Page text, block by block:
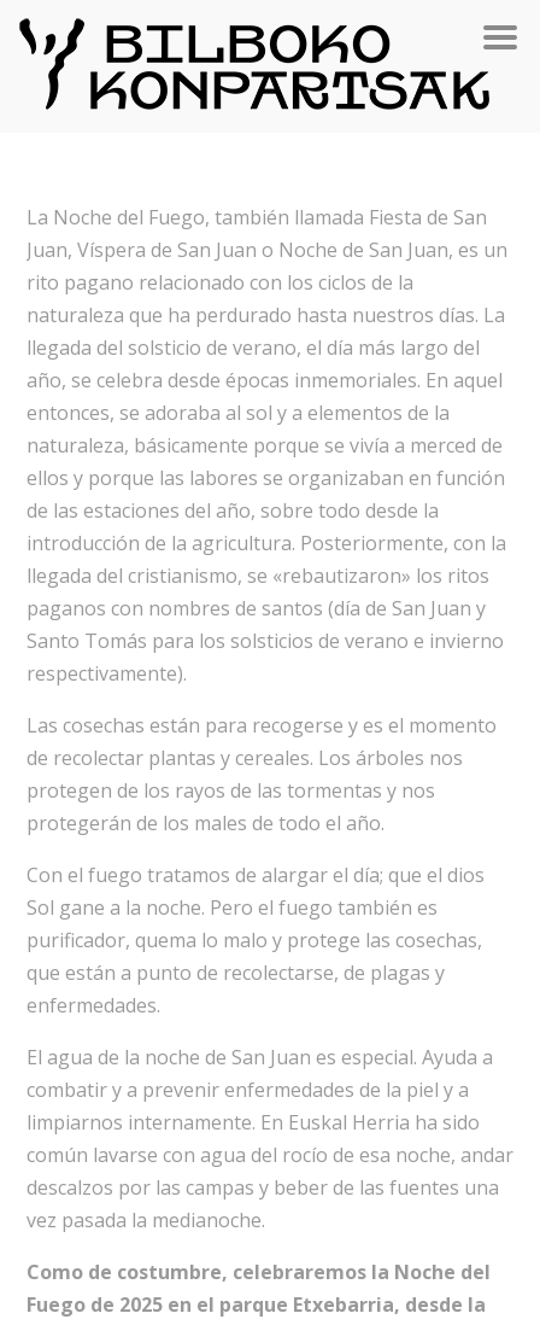
La Noche del Fuego, también llamada Fiesta de San
Juan, Víspera de San Juan o Noche de San Juan, es un
rito pagano relacionado con los ciclos de la
naturaleza que ha perdurado hasta nuestros días. La
llegada del solsticio de verano, el día más largo del
año, se celebra desde épocas inmemoriales. En aquel
entonces, se adoraba al sol y a elementos de la
naturaleza, básicamente porque se vivía a merced de
ellos y porque las labores se organizaban en función
de las estaciones del año, sobre todo desde la
introducción de la agricultura. Posteriormente, con la
llegada del cristianismo, se «rebautizaron» los ritos
paganos con nombres de santos (día de San Juan y
Santo Tomás para los solsticios de verano e invierno
respectivamente).
Las cosechas están para recogerse y es el momento
de recolectar plantas y cereales. Los árboles nos
protegen de los rayos de las tormentas y nos
protegerán de los males de todo el año.
Con el fuego tratamos de alargar el día; que el dios
Sol gane a la noche. Pero el fuego también es
purificador, quema lo malo y protege las cosechas,
que están a punto de recolectarse, de plagas y
enfermedades.
El agua de la noche de San Juan es especial. Ayuda a
combatir y a prevenir enfermedades de la piel y a
limpiarnos internamente. En Euskal Herria ha sido
común lavarse con agua del rocío de esa noche, andar
descalzos por las campas y beber de las fuentes una
vez pasada la medianoche.
Como de costumbre, celebraremos la Noche del
Fuego de 2025 en el parque Etxebarria, desde la